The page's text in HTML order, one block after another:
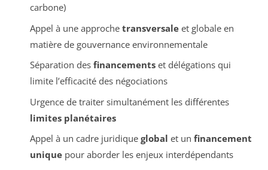
carbone)
Appel à une approche transversaleet globale en
matière de gouvernance environnementale
Séparation des financementset délégations qui
limite l’efficacité des négociations
Urgence de traiter simultanément les différentes
limites planétaires
Appel à un cadre juridique global et un financement
uniquepour aborder les enjeux interdépendants